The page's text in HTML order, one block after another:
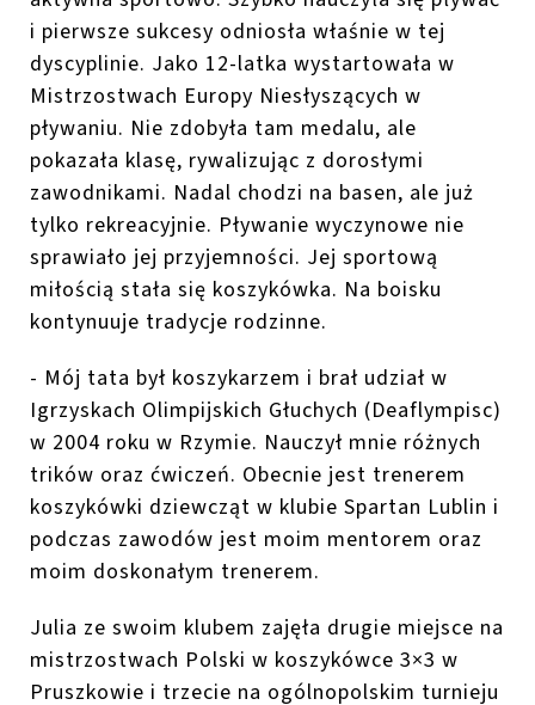
i pierwsze sukcesy odniosła właśnie w tej
dyscyplinie. Jako 12-latka wystartowała w
Mistrzostwach Europy Niesłyszących w
pływaniu. Nie zdobyła tam medalu, ale
pokazała klasę, rywalizując z dorosłymi
zawodnikami. Nadal chodzi na basen, ale już
tylko rekreacyjnie. Pływanie wyczynowe nie
sprawiało jej przyjemności. Jej sportową
miłością stała się koszykówka. Na boisku
kontynuuje tradycje rodzinne.
- Mój tata był koszykarzem i brał udział w
Igrzyskach Olimpijskich Głuchych (Deaflympisc)
w 2004 roku w Rzymie. Nauczył mnie różnych
trików oraz ćwiczeń. Obecnie jest trenerem
koszykówki dziewcząt w klubie Spartan Lublin i
podczas zawodów jest moim mentorem oraz
moim doskonałym trenerem.
Julia ze swoim klubem zajęła drugie miejsce na
mistrzostwach Polski w koszykówce 3×3 w
Pruszkowie i trzecie na ogólnopolskim turnieju